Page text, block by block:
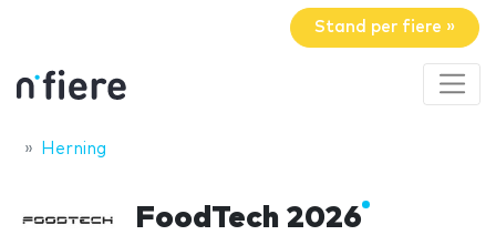
Stand per fiere »
Herning
FoodTech 2026